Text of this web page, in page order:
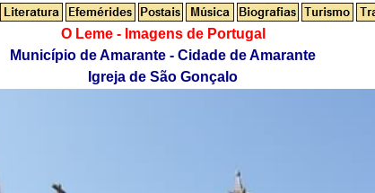
O Leme - Imagens de Portugal
Município de Amarante - Cidade de Amarante
Igreja de São Gonçalo